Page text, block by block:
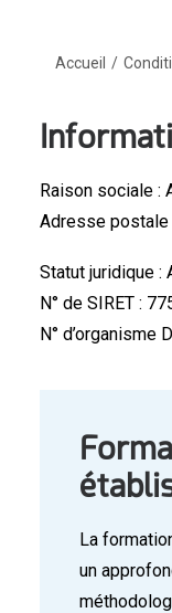
Accueil
Raison sociale :
Adresse
Statut juridique :
N° de SIRET :
N° d’organisme
La
un